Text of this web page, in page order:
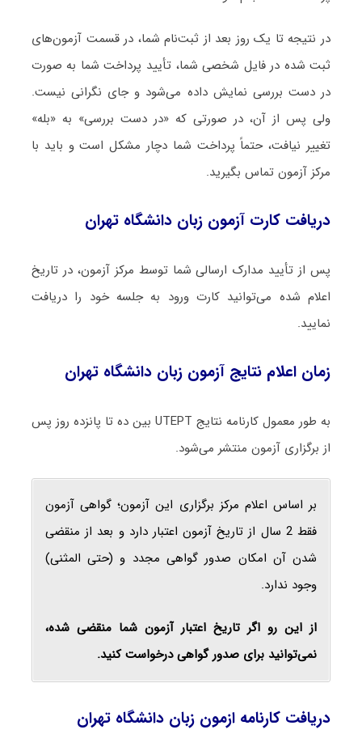
در نتیجه تا یک روز بعد از ثبت‌نام شما، در قسمت آزمون‌های
ثبت شده در فایل شخصی شما، تأیید پرداخت شما به صورت
در دست بررسی نمایش داده می‌شود و جای نگرانی نیست.
ولی پس از آن، در صورتی که «در دست بررسی» به «بله»
تغییر نیافت، حتماً پرداخت شما دچار مشکل است و باید با
مرکز آزمون تماس بگیرید.
دریافت کارت آزمون زبان دانشگاه تهران
پس از تأیید مدارک ارسالی شما توسط مرکز آزمون، در تاریخ
اعلام شده می‌توانید کارت ورود به جلسه خود را دریافت
نمایید.
زمان اعلام نتایج آزمون زبان دانشگاه تهران
به طور معمول کارنامه نتایج UTEPT بین ده تا پانزده روز پس
از برگزاری آزمون منتشر می‌شود.
بر اساس اعلام مرکز برگزاری این آزمون؛ گواهی آزمون
فقط 2 سال از تاریخ آزمون اعتبار دارد و بعد از منقضی
شدن آن امکان صدور گواهی مجدد و (حتی المثنی)
وجود ندارد.
از این رو اگر تاریخ اعتبار آزمون شما منقضی شده،
نمی‌توانید برای صدور گواهی درخواست کنید.
دریافت کارنامه ازمون زبان دانشگاه تهران